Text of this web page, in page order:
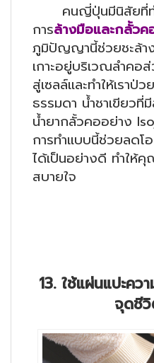
คนญี่ปุ่นมีนิสัยที่ท
การล้างมือและกลั้ว
ภูมิปัญญานี้ช่วยชะล้า
เกาะอยู่บริเวณลำคอส่
สู่เซลล์และทำให้เราป่
ธรรมดา น้ำชาเขียวที่
น้ำยากลั้วคออย่าง
การทำแบบนี้ช่วยลดโ
ได้เป็นอย่างดี ทำให้
สบายใจ
13. ใช้แผ่นแปะค
จุดชี